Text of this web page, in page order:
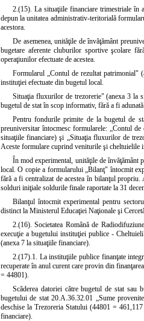
2.(15). La situaţiile financiare trimestriale în
depun la unitatea administrativ-teritorială
acestora.
De asemenea, unităţile de învăţământ
bugetare aferente cluburilor sportive şcolare
operaţiunilor efectuate de acestea.
Formularul „Contul de rezultat patrimonial"
instituţiei efectuate din bugetul local.
Situaţia fluxurilor de trezorerie" (anexa 3 la
bugetul de stat în scop informativ, fără a fi
Pentru fondurile primite de la bugetul de
preuniversitar întocmesc formularele: „Contul
situaţiile financiare) şi „Situaţia fluxurilor de
Aceste formulare cuprind veniturile şi cheltuielile
În mod experimental, unităţile de învăţământ
local. O copie a formularului „Bilanţ" întocmit
fără a fi centralizat de acestea în bilanţul
solduri iniţiale soldurile finale raportate la 31
Bilanţul întocmit experimental pentru
distinct la Ministerul Educaţiei Naţionale şi
2.(16). Societatea Română de
execuţie a bugetului instituţiei publice -
(anexa 7 la situaţiile financiare).
2.(17).1. La instituţiile publice finanţate
recuperate în anul curent care provin din
= 44801).
Scăderea datoriei către bugetul de stat sau
bugetului de stat 20.A.36.32.01 „Sume
deschise la Trezoreria Statului (44801 =
financiare).